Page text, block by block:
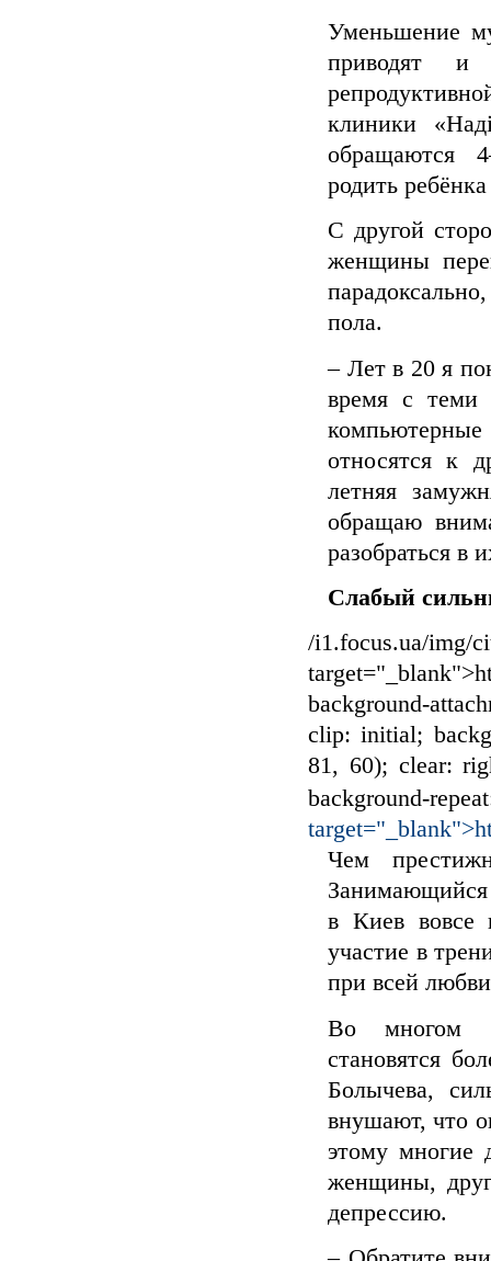
Уменьшение
приводят и
клиники
обращаются
родить
С другой
женщины
пола.
– Лет в 20 я
время с теми
относятся к
летняя
обращаю
разобраться в
Слабый
/i1.focus.ua/img/
background-
clip: initial;
81, 60); clear:
background-
Чем
Занимающийся
в Киев вовсе
участие в
при всей
Во многом
становятся
Болычева,
внушают, что
этому многие
женщины,
депрессию.